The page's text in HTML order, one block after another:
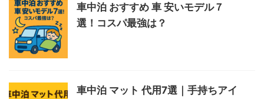
車中泊 おすすめ 車 安いモデル７
選！コスパ最強は？
車中泊 マット 代用7選｜手持ちアイ